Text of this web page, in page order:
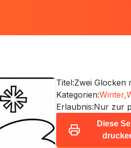
Titel:Zwei Glocken
Kategorien:Winter,
Erlaubnis:Nur zur
Diese